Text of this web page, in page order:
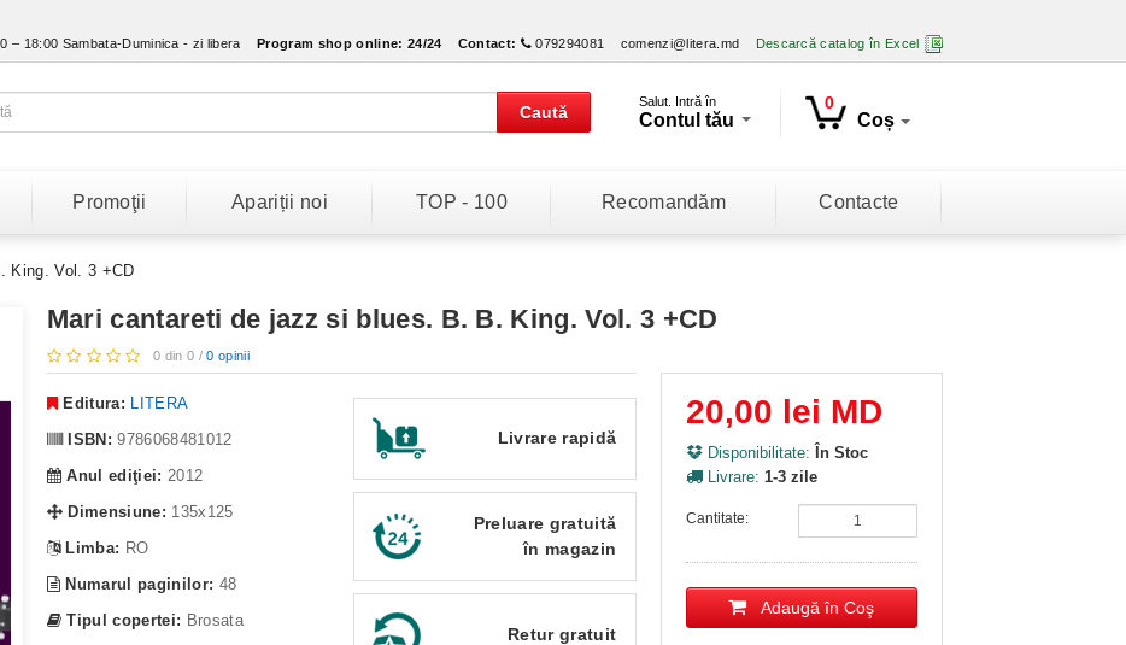
– 18:00 Sambata-Duminica - zi libera Program shop online: 24/24 Contact: 079294081 comenzi@litera.md Descarcă catalog în Excel
Caută
Salut. Intră în
Contul tău
0
Coș
Promoţii Apariții noi TOP - 100 Recomandăm Contacte
King. Vol. 3 +CD
Mari cantareti de jazz si blues. B. B. King. Vol. 3 +CD
0 din 0 /0 opinii
Editura: LITERA
ISBN: 9786068481012
Anul ediţiei: 2012
Dimensiune: 135x125
Limba: RO
Numarul paginilor: 48
Tipul copertei: Brosata
Livrare rapidă
Preluare gratuită
în magazin
Retur gratuit
20,00 lei MD
Disponibilitate: În Stoc
Livrare: 1-3 zile
Cantitate:
Adaugă în Coş